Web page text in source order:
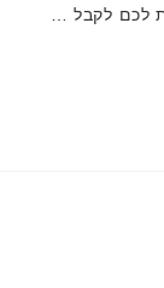
לכם לקבל …